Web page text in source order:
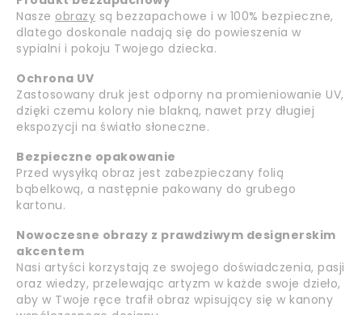
Nasze obrazy są bezzapachowe i w 100% bezpieczne,
dlatego doskonale nadają się do powieszenia w
sypialni i pokoju Twojego dziecka.
Ochrona UV
Zastosowany druk jest odporny na promieniowanie UV,
dzięki czemu kolory nie blakną, nawet przy długiej
ekspozycji na światło słoneczne.
Bezpieczne opakowanie
Przed wysyłką obraz jest zabezpieczany folią
bąbelkową, a następnie pakowany do grubego
kartonu.
Nowoczesne obrazy z prawdziwym designerskim
akcentem
Nasi artyści korzystają ze swojego doświadczenia, pasji
oraz wiedzy, przelewając artyzm w każde swoje dzieło,
aby w Twoje ręce trafił obraz wpisujący się w kanony